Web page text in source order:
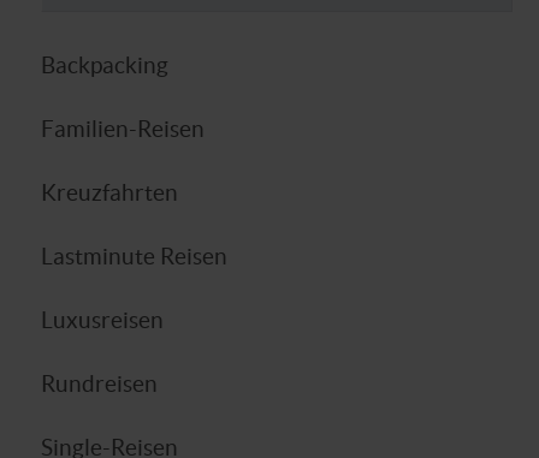
Backpacking
Familien-Reisen
Kreuzfahrten
Lastminute Reisen
Luxusreisen
Rundreisen
Single-Reisen